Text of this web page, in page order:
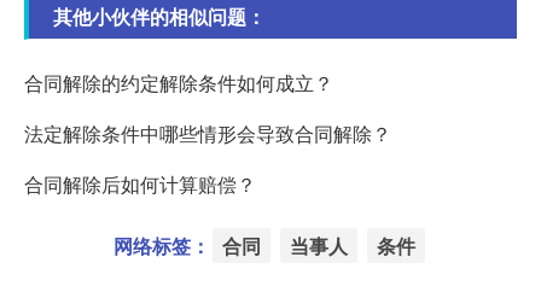
其他小伙伴的相似问题：
合同解除的约定解除条件如何成立？
法定解除条件中哪些情形会导致合同解除？
合同解除后如何计算赔偿？
网络标签： 合同 当事人 条件